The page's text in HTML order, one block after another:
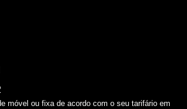
móvel ou fixa de acordo com o seu tarifário em